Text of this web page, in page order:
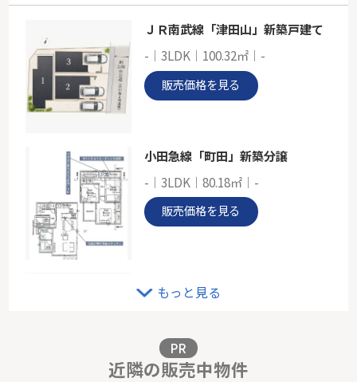
-
84.48㎡
神奈川県川崎市麻生区金程１丁目
ＪＲ南武線「津田山」新築戸建て
-｜3LDK｜100.32㎡｜-
販売価格を見る
小田急線「町田」新築分譲
-｜3LDK｜80.18㎡｜-
販売価格を見る
販売価格を見る
もっと見る
PR
近隣の販売中物件